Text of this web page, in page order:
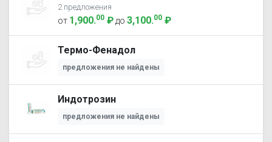
2 предложения
от 1,900.00 ₽ до 3,100.00 ₽
Термо-Фенадол
предложения не найдены
Индотрозин
предложения не найдены